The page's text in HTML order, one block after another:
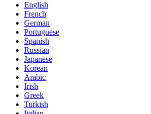
English
French
German
Portuguese
Spanish
Russian
Japanese
Korean
Arabic
Irish
Greek
Turkish